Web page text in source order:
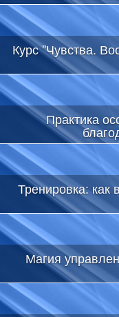
Курс "Чувства.
Практика
Тренировка: как
Магия